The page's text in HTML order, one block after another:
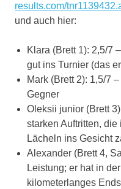
results.com/
und auch hier:
Klara (Brett 1): 2,5/7
gut ins Turnier (das
Mark (Brett 2): 1,5/7
Gegner
Oleksii junior (Brett
starken Auftritten,
Lächeln ins Gesicht
Alexander (Brett 4,
Leistung; er hat in
kilometerlanges